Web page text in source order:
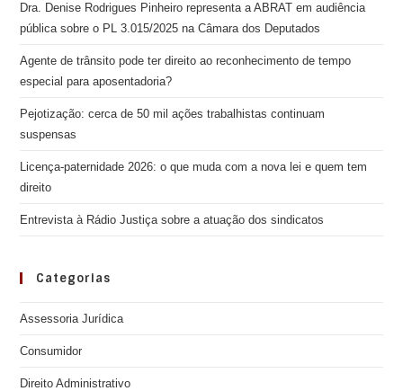
Dra. Denise Rodrigues Pinheiro representa a ABRAT em audiência
pública sobre o PL 3.015/2025 na Câmara dos Deputados
Agente de trânsito pode ter direito ao reconhecimento de tempo
especial para aposentadoria?
Pejotização: cerca de 50 mil ações trabalhistas continuam
suspensas
Licença-paternidade 2026: o que muda com a nova lei e quem tem
direito
Entrevista à Rádio Justiça sobre a atuação dos sindicatos
Categorias
Assessoria Jurídica
Consumidor
Direito Administrativo